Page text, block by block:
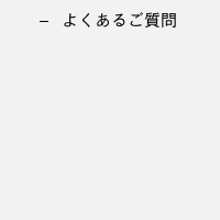
よくあるご質問